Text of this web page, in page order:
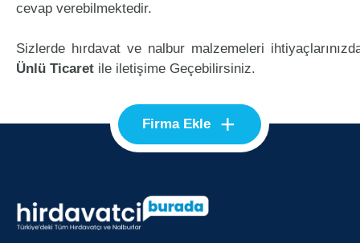
cevap verebilmektedir.
Sizlerde hırdavat ve nalbur malzemeleri
Ünlü Ticaret ile iletişime Geçebilirsiniz.
Firma Ekle +